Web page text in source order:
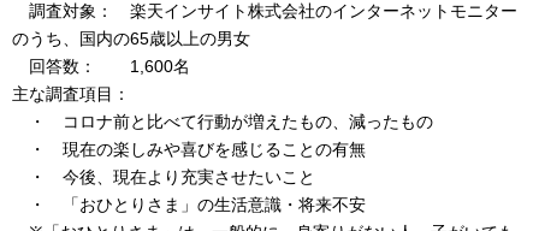
調査対象： 楽天インサイト株式会社のインターネットモニター
のうち、国内の65歳以上の男女
回答数： 1,600名
主な調査項目：
・ コロナ前と比べて行動が増えたもの、減ったもの
・ 現在の楽しみや喜びを感じることの有無
・ 今後、現在より充実させたいこと
・ 「おひとりさま」の生活意識・将来不安